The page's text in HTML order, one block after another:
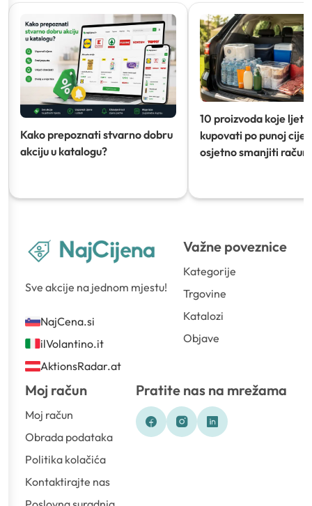
Kako prepoznati stvarno dobru
akciju u katalogu?
10 proizvoda koje ljeti
kupovati po punoj
osjetno smanjiti račun)
Sve akcije na jednom mjestu!
NajCena.si
ilVolantino.it
AktionsRadar.at
Važne poveznice
Kategorije
Trgovine
Katalozi
Objave
Moj račun
Moj račun
Obrada podataka
Politika kolačića
Kontaktirajte nas
Pratite nas na mrežama